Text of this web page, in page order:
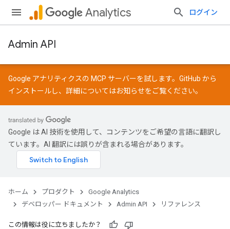
Analytics ログイン
Admin API
Google アナリティクスの MCP サーバーを試します。 GitHub から
インストールし、詳細についてはお知らせをご覧ください。
Google は AI 技術を使用して、コンテンツをご希望の言語に翻訳し
ています。AI 翻訳には誤りが含まれる場合があります。
ホーム プロダクト
Google Analytics
デベロッパー ドキュメント
Admin API リファレンス
この情報は役に立ちましたか？